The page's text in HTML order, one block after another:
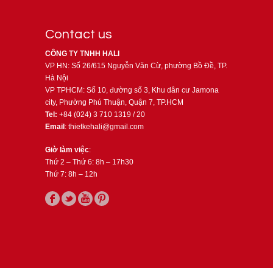
Contact us
CÔNG TY TNHH HALI
VP HN: Số 26/615 Nguyễn Văn Cừ, phường Bồ Đề, TP.
Hà Nội
VP TPHCM: Số 10, đường số 3, Khu dân cư Jamona
city, Phường Phú Thuận, Quận 7, TP.HCM
Tel: +84 (024) 3 710 1319 / 20
Email: thietkehali@gmail.com
Giờ làm việc:
Thứ 2 – Thứ 6: 8h – 17h30
Thứ 7: 8h – 12h